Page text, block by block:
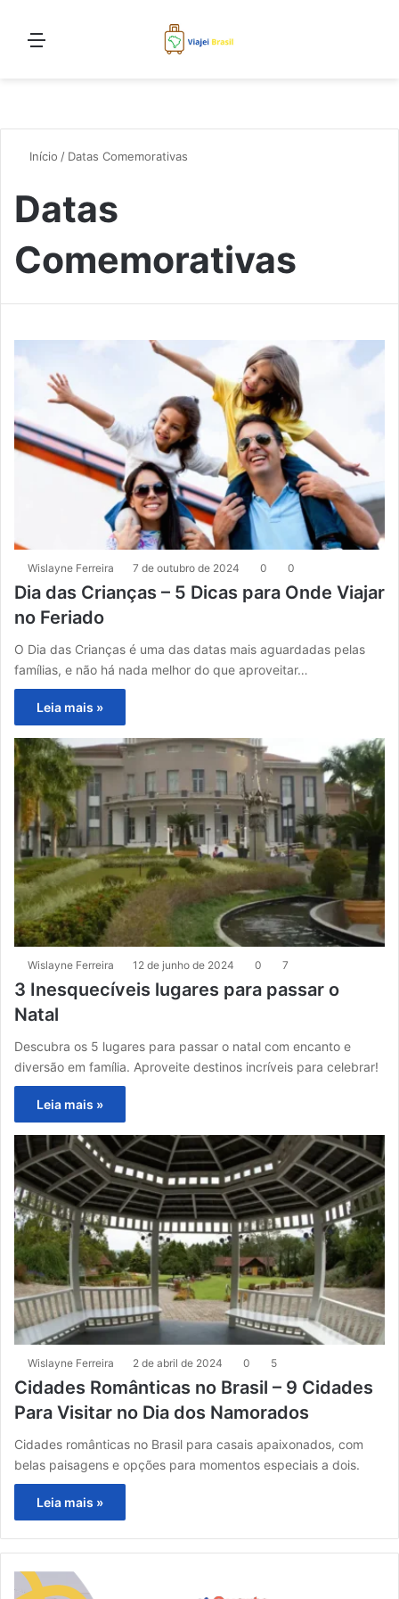
Início / Datas Comemorativas
Datas
Comemorativas
Wislayne Ferreira 7 de outubro de 2024 0 0
Dia das Crianças – 5 Dicas para Onde Viajar
no Feriado
O Dia das Crianças é uma das datas mais aguardadas pelas
famílias, e não há nada melhor do que aproveitar…
Leia mais »
Wislayne Ferreira 12 de junho de 2024 0 7
3 Inesquecíveis lugares para passar o
Natal
Descubra os 5 lugares para passar o natal com encanto e
diversão em família. Aproveite destinos incríveis para celebrar!
Leia mais »
Wislayne Ferreira 2 de abril de 2024 0 5
Cidades Românticas no Brasil – 9 Cidades
Para Visitar no Dia dos Namorados
Cidades românticas no Brasil para casais apaixonados, com
belas paisagens e opções para momentos especiais a dois.
Leia mais »